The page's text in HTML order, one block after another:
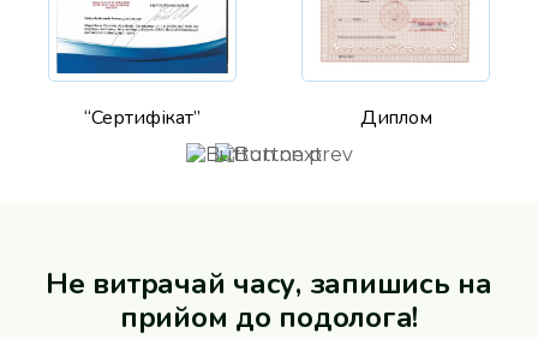
“Сертифікат” Диплом
Не витрачай часу, запишись на
прийом до подолога!